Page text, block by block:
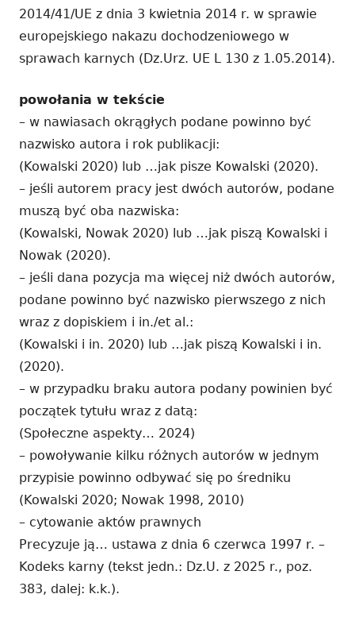
2014/41/UE z dnia 3 kwietnia 2014 r. w sprawie
europejskiego nakazu dochodzeniowego w
sprawach karnych (Dz.Urz. UE L 130 z 1.05.2014).
powołania w tekście
– w nawiasach okrągłych podane powinno być
nazwisko autora i rok publikacji:
(Kowalski 2020) lub …jak pisze Kowalski (2020).
– jeśli autorem pracy jest dwóch autorów, podane
muszą być oba nazwiska:
(Kowalski, Nowak 2020) lub …jak piszą Kowalski i
Nowak (2020).
– jeśli dana pozycja ma więcej niż dwóch autorów,
podane powinno być nazwisko pierwszego z nich
wraz z dopiskiem i in./et al.:
(Kowalski i in. 2020) lub …jak piszą Kowalski i in.
(2020).
– w przypadku braku autora podany powinien być
początek tytułu wraz z datą:
(Społeczne aspekty… 2024)
– powoływanie kilku różnych autorów w jednym
przypisie powinno odbywać się po średniku
(Kowalski 2020; Nowak 1998, 2010)
– cytowanie aktów prawnych
Precyzuje ją… ustawa z dnia 6 czerwca 1997 r. –
Kodeks karny (tekst jedn.: Dz.U. z 2025 r., poz.
383, dalej: k.k.).